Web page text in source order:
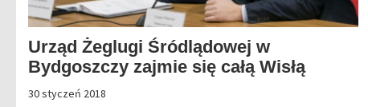
Urząd Żeglugi Śródlądowej w
Bydgoszczy zajmie się całą Wisłą
30 styczeń 2018